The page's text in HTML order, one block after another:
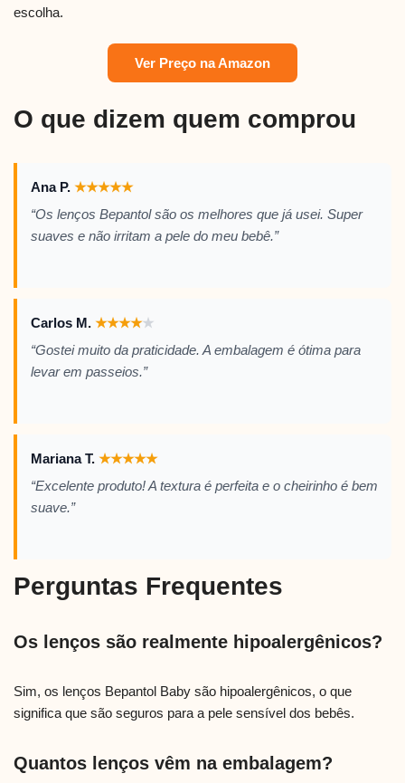
escolha.
Ver Preço na Amazon
O que dizem quem comprou
Ana P. ★★★★★
“Os lenços Bepantol são os melhores que já usei. Super
suaves e não irritam a pele do meu bebê.”
Carlos M. ★★★★★
“Gostei muito da praticidade. A embalagem é ótima para
levar em passeios.”
Mariana T. ★★★★★
“Excelente produto! A textura é perfeita e o cheirinho é bem
suave.”
Perguntas Frequentes
Os lenços são realmente hipoalergênicos?
Sim, os lenços Bepantol Baby são hipoalergênicos, o que
significa que são seguros para a pele sensível dos bebês.
Quantos lenços vêm na embalagem?